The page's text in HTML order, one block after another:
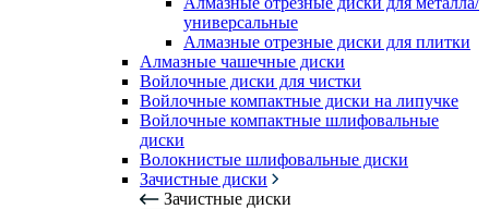
универсальные
Алмазные отрезные диски для плитки
Алмазные чашечные диски
Войлочные диски для чистки
Войлочные компактные диски на липучке
Войлочные компактные шлифовальные
диски
Волокнистые шлифовальные диски
Зачистные диски
Зачистные диски